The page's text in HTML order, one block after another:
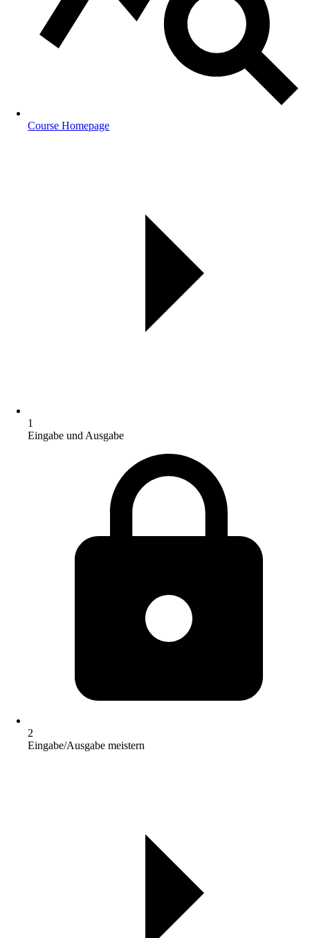
Course Homepage
1
Eingabe und Ausgabe
2
Eingabe/Ausgabe meistern